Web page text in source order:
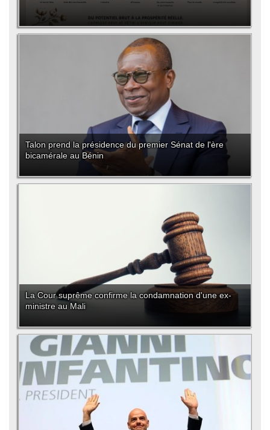
Talon prend la présidence du premier Sénat de l'ère
bicamérale au Bénin
La Cour suprême confirme la condamnation d'une ex-
ministre au Mali